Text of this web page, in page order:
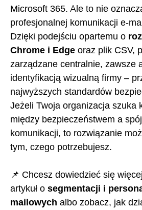
Microsoft 365. Ale to nie
profesjonalnej komunikacji e-
Dzięki podejściu opartemu o
Chrome i Edge oraz plik CSV,
zarządzane centralnie, zawsze
identyfikacją wizualną firmy –
najwyższych standardów
Jeżeli Twoja organizacja szuka
między bezpieczeństwem a
komunikacji, to rozwiązanie
tym, czego potrzebujesz.
📌 Chcesz dowiedzieć się
artykuł o segmentacji i
mailowych albo zobacz, jak